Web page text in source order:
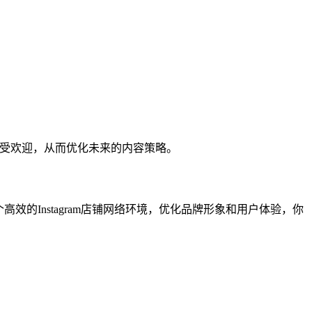
欢迎，从而优化未来的内容策略。
效的Instagram店铺网络环境，优化品牌形象和用户体验，你